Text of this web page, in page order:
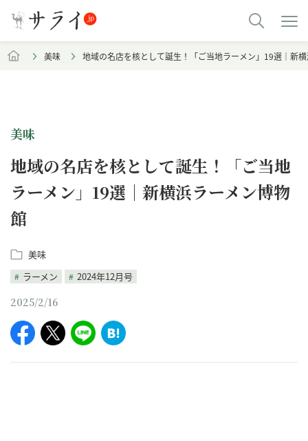
美味 地域の名店を核として誕生！「ご当地ラーメン」19選｜新
美味
地域の名店を核として誕生！「ご当地
ラーメン」19選｜新横浜ラーメン博物
館
美味
ラーメン
2024年12月号
2025/2/16